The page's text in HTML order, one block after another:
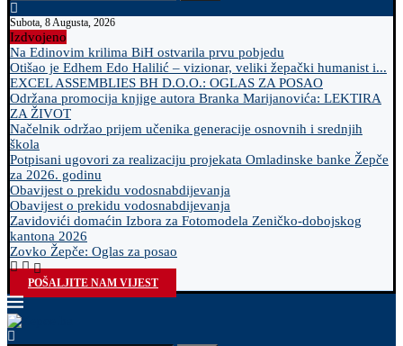
Subota, 8 Augusta, 2026
Izdvojeno
Na Edinovim krilima BiH ostvarila prvu pobjedu
Otišao je Edhem Edo Halilić – vizionar, veliki žepački humanist i...
EXCEL ASSEMBLIES BH D.O.O.: OGLAS ZA POSAO
Održana promocija knjige autora Branka Marijanovića: LEKTIRA
ZA ŽIVOT
Načelnik održao prijem učenika generacije osnovnih i srednjih
škola
Potpisani ugovori za realizaciju projekata Omladinske banke Žepče
za 2026. godinu
Obavijest o prekidu vodosnabdijevanja
Obavijest o prekidu vodosnabdijevanja
Zavidovići domaćin Izbora za Fotomodela Zeničko-dobojskog
kantona 2026
Zovko Žepče: Oglas za posao
POŠALJITE NAM VIJEST